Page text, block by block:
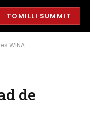
TOMILLI SUMMIT
WINA
de